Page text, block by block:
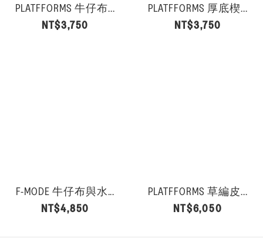
PLATFFORMS 牛仔布...
NT$3,750
PLATFFORMS 厚底楔...
NT$3,750
F-MODE 牛仔布與水...
NT$4,850
PLATFFORMS 草編皮...
NT$6,050